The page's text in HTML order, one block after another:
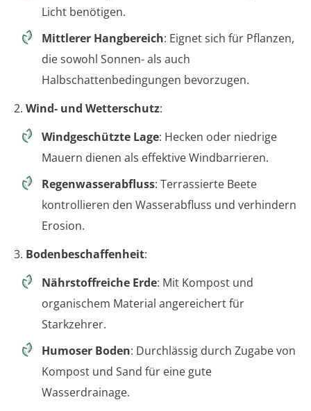
Licht benötigen.
Mittlerer Hangbereich: Eignet sich für Pflanzen,
die sowohl Sonnen- als auch
Halbschattenbedingungen bevorzugen.
2. Wind- und Wetterschutz:
Windgeschützte Lage: Hecken oder niedrige
Mauern dienen als effektive Windbarrieren.
Regenwasserabfluss: Terrassierte Beete
kontrollieren den Wasserabfluss und verhindern
Erosion.
3. Bodenbeschaffenheit:
Nährstoffreiche Erde: Mit Kompost und
organischem Material angereichert für
Starkzehrer.
Humoser Boden: Durchlässig durch Zugabe von
Kompost und Sand für eine gute
Wasserdrainage.